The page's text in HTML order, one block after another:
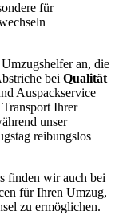
für
an, die
bei Qualität
Auspackservice
Ihrer
unser
reibungslos
finden wir auch bei
für Ihren Umzug,
zu ermöglichen.